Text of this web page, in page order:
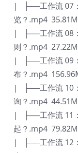
| ├──工作流 07
览？.mp4 35.81M
| ├──工作流 08
则？.mp4 27.22M
| ├──工作流 09
布？.mp4
| ├──工作流 10
询？.mp4 44.51M
| ├──工作流 11
起？.mp4 79.82M
| ├──工作流 12